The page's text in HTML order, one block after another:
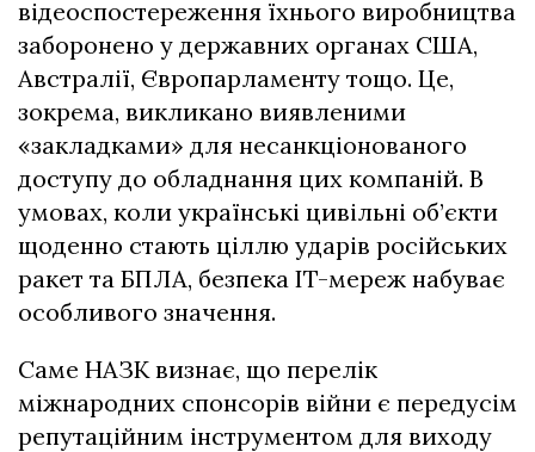
відеоспостереження їхнього виробництва
заборонено у державних органах США,
Австралії, Європарламенту тощо. Це,
зокрема, викликано виявленими
«закладками» для несанкціонованого
доступу до обладнання цих компаній. В
умовах, коли українські цивільні об’єкти
щоденно стають ціллю ударів російських
ракет та БПЛА, безпека IT-мереж набуває
особливого значення.
Саме НАЗК визнає, що перелік
міжнародних спонсорів війни є передусім
репутаційним інструментом для виходу